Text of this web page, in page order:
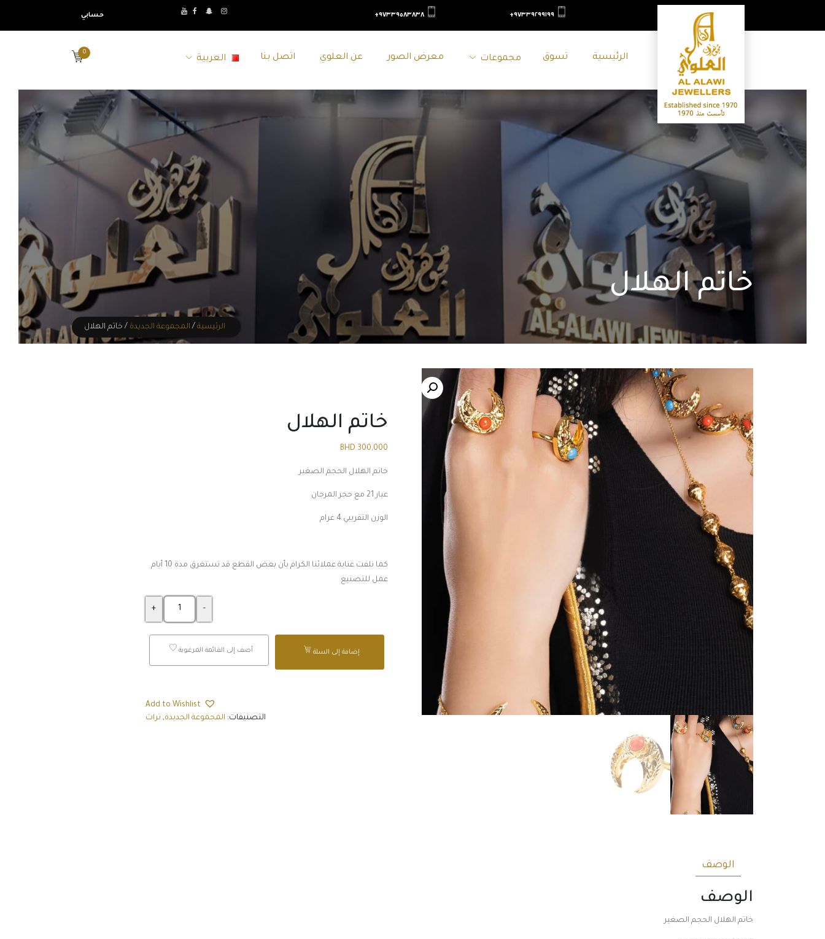
٩٧٣٣٩٢٩٩١٩٩+ ٩٧٣٣٩٥٨٣٨٣٨+ حسابي
الرئيسية تسوق مجموعات معرض الصور عن العلوي اتصل بنا العربية
0
خاتم الهلال
الرئيسية / المجموعة الجديدة / خاتم الهلال
خاتم الهلال
300,000
BHD
خاتم الهلال الحجم الصغير
عيار 21 مع حجر المرجان
الوزن التقريبي 4 غرام
كما نلفت عناية عملائنا الكرام بأن بعض القطع قد تستغرق مدة 10 أيام
عمل للتصنيع
إضافة إلى السلة أضف إلى القائمة المرغوبة
Add to Wishlist
التصنيفات: المجموعة الجديدة, تراث
الوصف
الوصف
خاتم الهلال الحجم الصغير